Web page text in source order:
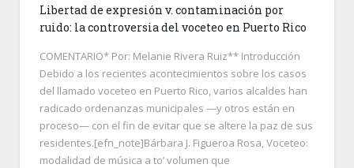
Libertad de expresión v. contaminación por
ruido: la controversia del voceteo en Puerto Rico
COMENTARIO* Por: Melanie Rivera Ruiz** Introducción
Debido a los recientes acontecimientos sobre los casos
del llamado voceteo en Puerto Rico, varios alcaldes han
radicado ordenanzas municipales —y otros están en
proceso— con el fin de evitar que se altere la paz de sus
residentes.[efn_note]Bárbara J. Figueroa Rosa, Voceteo:
modalidad de música a to’ volumen que